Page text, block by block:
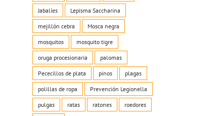
Jabalíes Lepisma Saccharina
mejillón cebra Mosca negra
mosquitos mosquito tigre
oruga procesionaria palomas
Pececillos de plata pinos plagas
polillas de ropa Prevención Legionella
pulgas ratas ratones roedores